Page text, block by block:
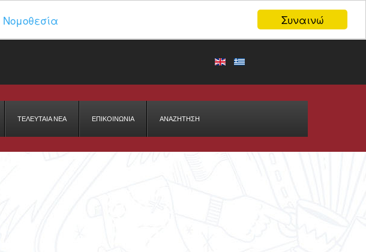
Συναινώ
Νομοθεσία
ΤΕΛΕΥΤΑΊΑ ΝΈΑ ΕΠΙΚΟΙΝΩΝΙΑ ΑΝΑΖΉΤΗΣΗ